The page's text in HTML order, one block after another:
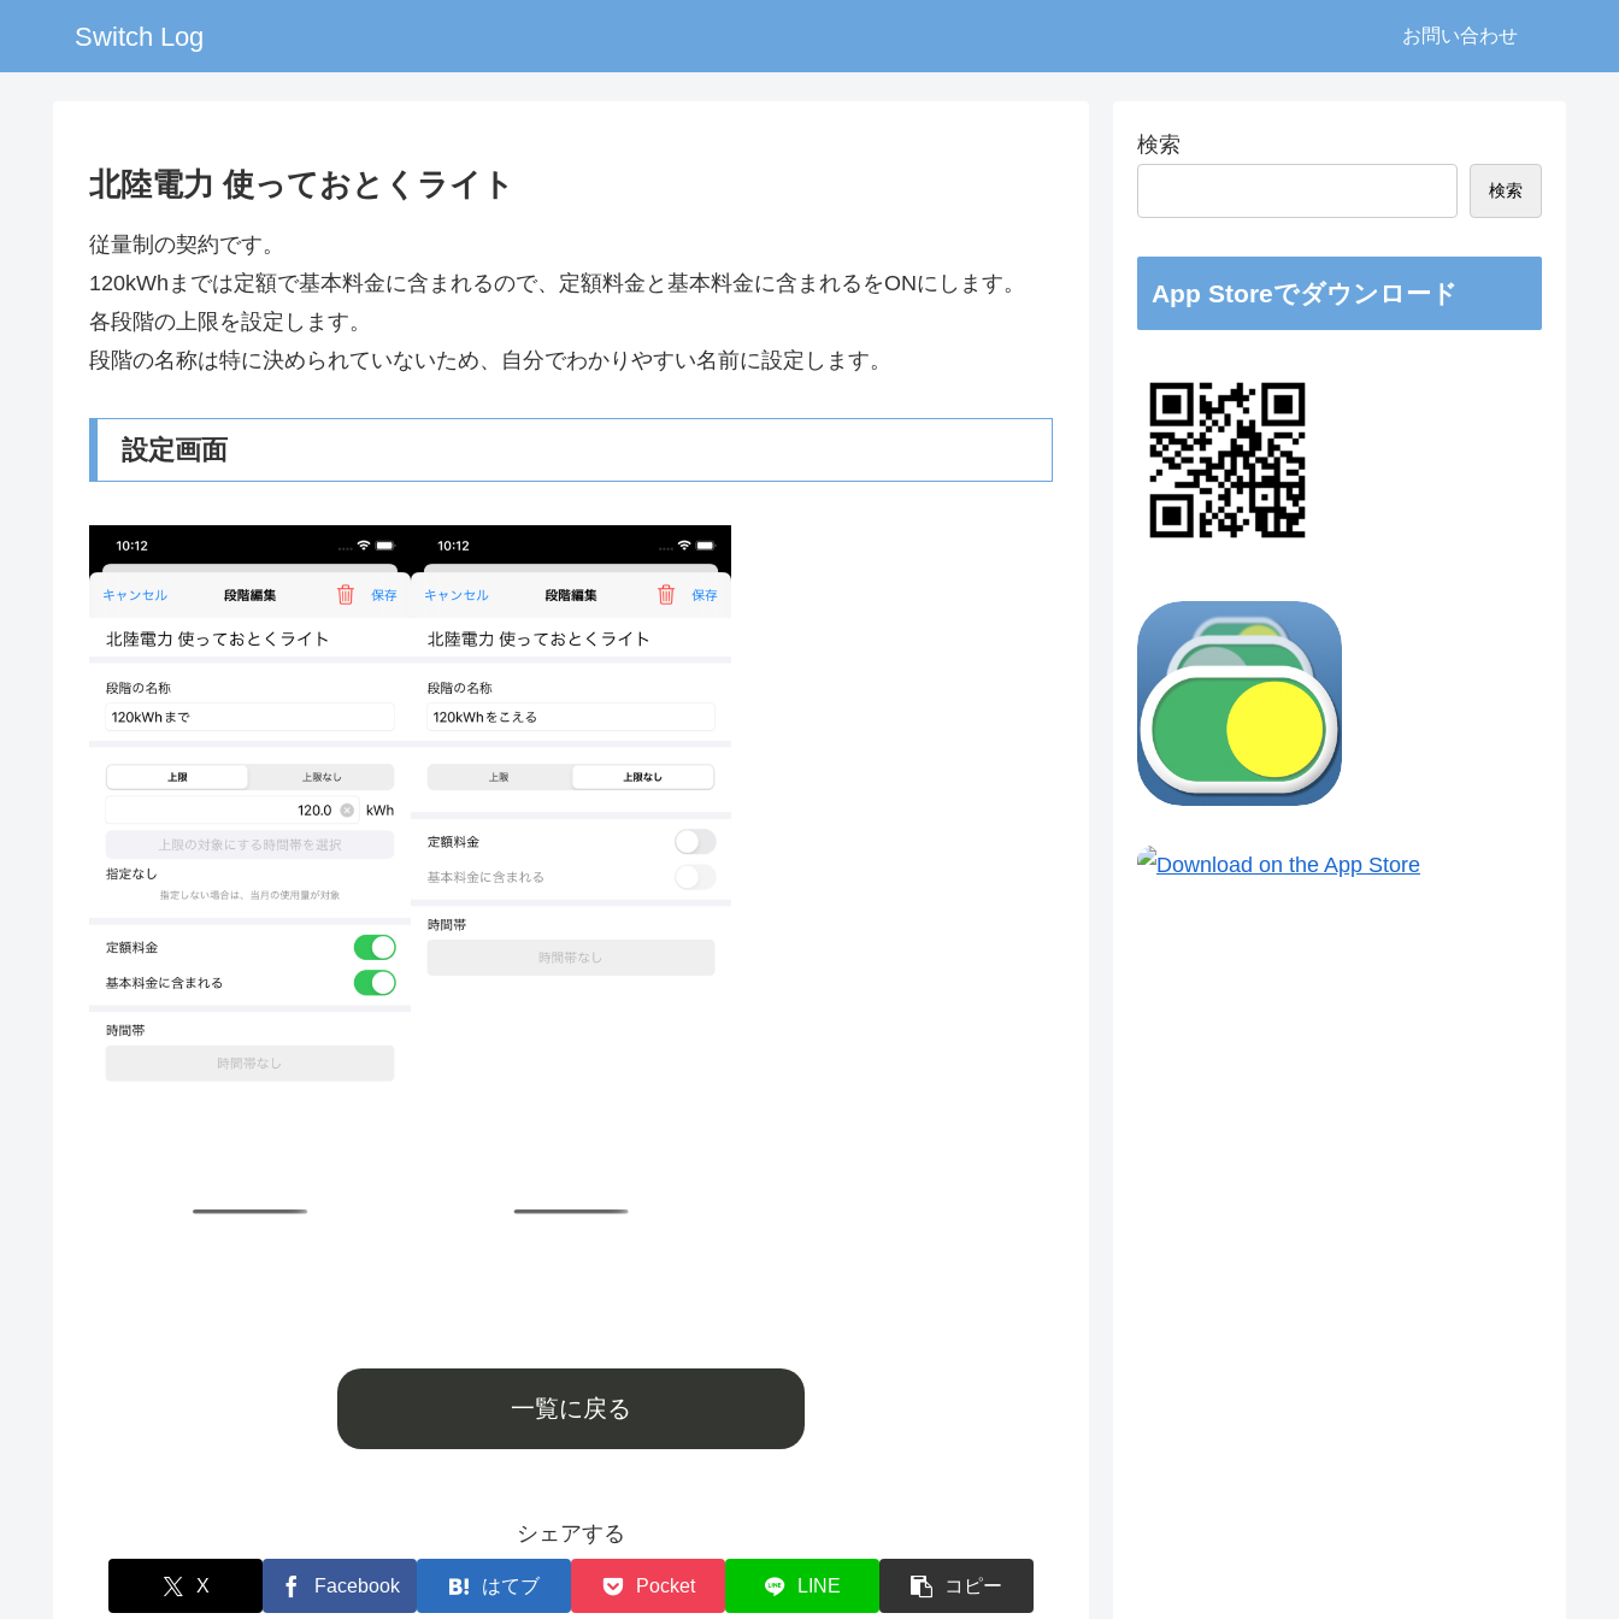
Switch Log お問い合わせ
北陸電力 使っておとくライト
従量制の契約です。
120kWhまでは定額で基本料金に含まれるので、定額料金と基本料金に含まれるをONにします。
各段階の上限を設定します。
段階の名称は特に決められていないため、自分でわかりやすい名前に設定します。
設定画面
一覧に戻る
シェアする
X Facebook はてブ Pocket LINE コピー
検索
検索
App Storeでダウンロード